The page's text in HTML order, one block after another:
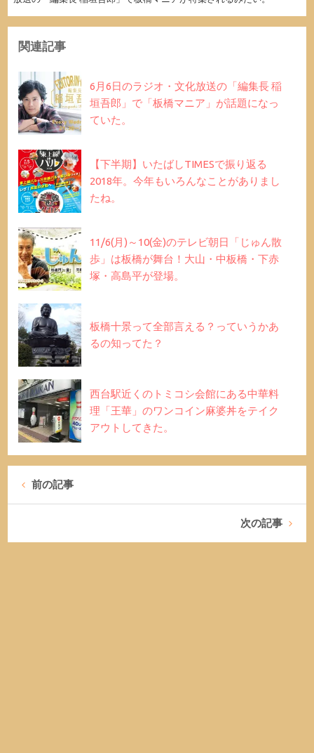
関連記事
6月6日のラジオ・文化放送の「編集長 稲
垣吾郎」で「板橋マニア」が話題になっ
ていた。
【下半期】いたばしTIMESで振り返る
2018年。今年もいろんなことがありまし
たね。
11/6(月)～10(金)のテレビ朝日「じゅん散
歩」は板橋が舞台！大山・中板橋・下赤
塚・高島平が登場。
板橋十景って全部言える？っていうかあ
るの知ってた？
西台駅近くのトミコシ会館にある中華料
理「王華」のワンコイン麻婆丼をテイク
アウトしてきた。
前の記事
次の記事